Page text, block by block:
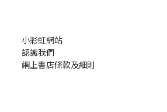
小彩虹網站
認識我們
網上書店條款及細則